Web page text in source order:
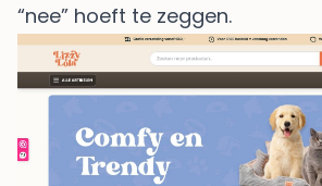
“nee” hoeft te zeggen.